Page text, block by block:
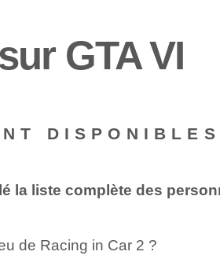
GTA ⁤VI
la liste complète des
de Racing in Car 2 ?